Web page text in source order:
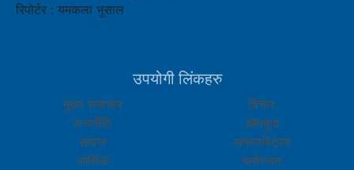
रिपोर्टर : यमकला भुसाल
उपयोगी लिंकहरु
मुख्य समाचार
राजनीति
समाज
आर्थिक
विचार
खेलकुद
अन्तरास्ट्रिय
मनोरंजन